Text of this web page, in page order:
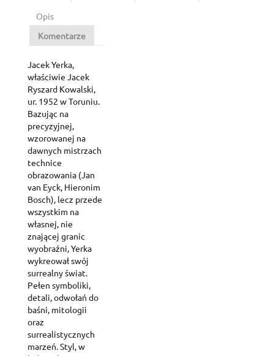
Opis
Komentarze
Jacek Yerka,
właściwie Jacek
Ryszard Kowalski,
ur. 1952 w Toruniu.
Bazując na
precyzyjnej,
wzorowanej na
dawnych mistrzach
technice
obrazowania (Jan
van Eyck, Hieronim
Bosch), lecz przede
wszystkim na
własnej, nie
znającej granic
wyobraźni, Yerka
wykreował swój
surrealny świat.
Pełen symboliki,
detali, odwołań do
baśni, mitologii
oraz
surrealistycznych
marzeń. Styl, w